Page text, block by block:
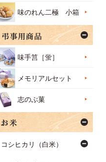
味のれん二極 小箱
味手筥［蛍］
メモリアルセット
志のぶ菓
コシヒカリ（白米）